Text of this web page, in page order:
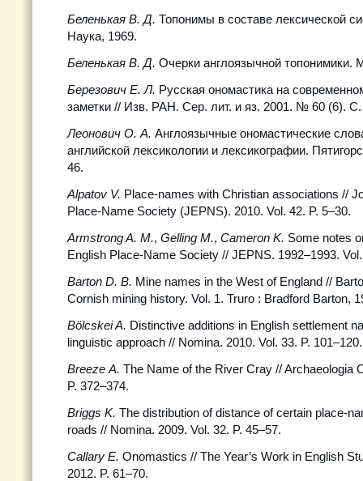
Беленькая В. Д. Топонимы в составе лексической
Наука, 1969.
Беленькая В. Д. Очерки англоязычной
Березович Е. Л. Русская ономастика на
заметки // Изв. РАН. Сер. лит. и яз. 2001. № 60 (6). С.
Леонович О. А. Англоязычные ономастические
английской лексикологии и лексикографии.
46.
Alpatov V. Place-names with Christian associations //
Place-Name Society (JEPNS). 2010. Vol. 42. P. 5–30.
Armstrong A. M., Gelling M., Cameron K. Some notes
English Place-Name Society // JEPNS. 1992–1993.
Barton D. B. Mine names in the West of England //
Cornish mining history. Vol. 1. Truro : Bradford Barton,
Bölcskei A. Distinctive additions in English settlement
linguistic approach // Nomina. 2010. Vol. 33. P. 101–120.
Breeze A. The Name of the River Cray // Archaeologia
P. 372–374.
Briggs K. The distribution of distance of certain place-
roads // Nomina. 2009. Vol. 32. P. 45–57.
Callary E. Onomastics // The Year’s Work in English
2012. P. 61–70.